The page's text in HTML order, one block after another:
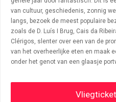
van cultuur, geschiedenis, zonnig
langs, bezoek de meest populaire
zoals de D. Luís I Brug, Cais da
Clérigos, slenter over een van de
van het overheerlijke eten en maak
onder het genot van een glaasje